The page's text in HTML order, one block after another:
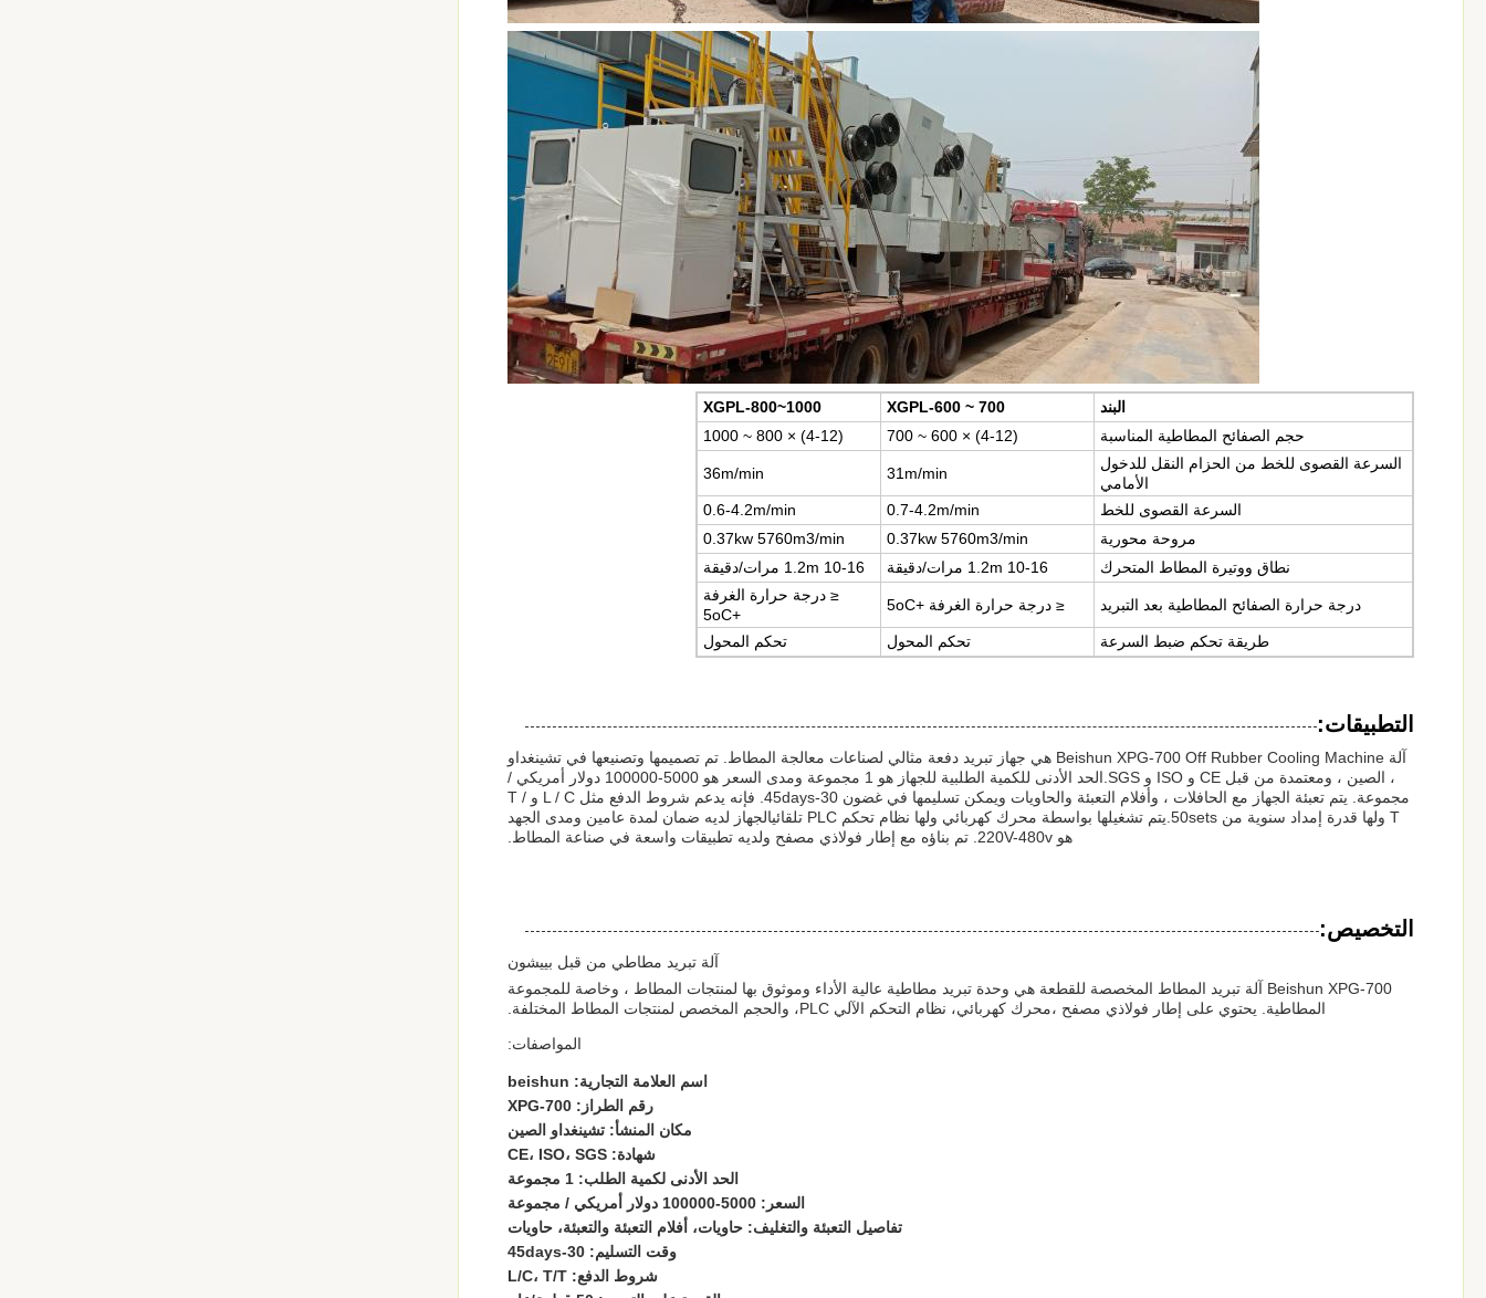
البند XGPL-600 ~ 700
XGPL-800~1000
حجم الصفائح المطاطية المناسبة
(4-12) × 600 ~ 700
(4-12) × 800 ~ 1000
السرعة القصوى للخط من الحزام النقل للدخول
الأمامي
31m/min
36m/min
السرعة القصوى للخط 0.7-4.2m/min
0.6-4.2m/min
مروحة محورية
0.37kw 5760m3/min
0.37kw 5760m3/min
نطاق ووتيرة المطاط المتحرك
1.2m 10-16 مرات/دقيقة 1.2m 10-16 مرات/دقيقة
درجة حرارة الصفائح المطاطية بعد التبريد ≤ درجة حرارة الغرفة +5oC
≤ درجة حرارة الغرفة
+5oC
طريقة تحكم ضبط السرعة
تحكم المحول تحكم المحول
التطبيقات:
آلة Beishun XPG-700 Off Rubber Cooling Machine هي جهاز تبريد دفعة مثالي لصناعات معالجة المطاط. تم تصميمها وتصنيعها في تشينغداو
، الصين ، ومعتمدة من قبل CE و ISO و SGS.الحد الأدنى للكمية الطلبية للجهاز هو 1 مجموعة ومدى السعر هو 5000-100000 دولار أمريكي /
مجموعة. يتم تعبئة الجهاز مع الحافلات ، وأفلام التعبئة والحاويات ويمكن تسليمها في غضون 30-45days. فإنه يدعم شروط الدفع مثل L / C و T /
T ولها قدرة إمداد سنوية من 50sets.يتم تشغيلها بواسطة محرك كهربائي ولها نظام تحكم PLC تلقائيالجهاز لديه ضمان لمدة عامين ومدى الجهد
هو 220V-480v. تم بناؤه مع إطار فولاذي مصفح ولديه تطبيقات واسعة في صناعة المطاط.
التخصيص:
آلة تبريد مطاطي من قبل بييشون
Beishun XPG-700 آلة تبريد المطاط المخصصة للقطعة هي وحدة تبريد مطاطية عالية الأداء وموثوق بها لمنتجات المطاط ، وخاصة للمجموعة
المطاطية. يحتوي على إطار فولاذي مصفح ،محرك كهربائي، نظام التحكم الآلي PLC، والحجم المخصص لمنتجات المطاط المختلفة.
المواصفات:
اسم العلامة التجارية: beishun
رقم الطراز: XPG-700
مكان المنشأ: تشينغداو الصين
شهادة: CE، ISO، SGS
الحد الأدنى لكمية الطلب: 1 مجموعة
السعر: 5000-100000 دولار أمريكي / مجموعة
تفاصيل التعبئة والتغليف: حاويات، أفلام التعبئة والتعبئة، حاويات
وقت التسليم: 30-45days
شروط الدفع: L/C، T/T